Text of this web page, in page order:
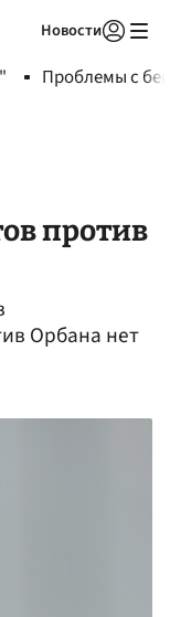
Новости
Проблемы с
против
Орбана нет